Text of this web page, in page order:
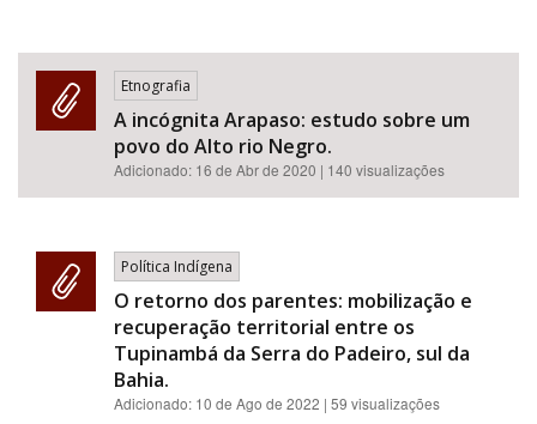
Etnografia
A incógnita Arapaso: estudo sobre um
povo do Alto rio Negro.
Adicionado: 16 de Abr de 2020 | 140 visualizações
Política Indígena
O retorno dos parentes: mobilização e
recuperação territorial entre os
Tupinambá da Serra do Padeiro, sul da
Bahia.
Adicionado: 10 de Ago de 2022 | 59 visualizações